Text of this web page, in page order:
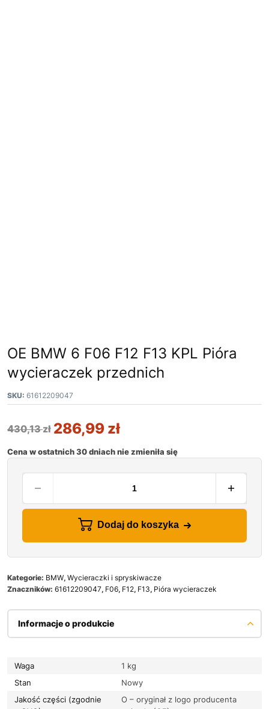
OE BMW 6 F06 F12 F13 KPL Pióra
wycieraczek przednich
SKU: 61612209047
430,13zł 286,99 zł
Cena w ostatnich 30 dniach nie zmieniła się
Dodaj do koszyka
Kategorie: BMW, Wycieraczki i spryskiwacze
Znaczników: 61612209047, F06, F12, F13, Pióra wycieraczek
Informacje o produkcie
Waga
1 kg
Stan
Nowy
Jakość części (zgodnie
O – oryginał z logo producenta